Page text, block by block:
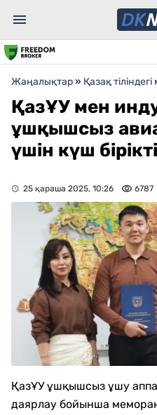
Жаңалықтар» Қазақ
ҚазҰУ мен
ұшқышсыз
үшін күш
25 қараша 2025, 10:26 6787
ҚазҰУ ұшқышсыз ұшу
даярлау бойынша